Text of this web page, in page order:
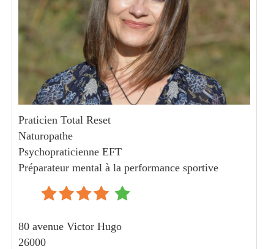
Praticien Total Reset
Naturopathe
Psychopraticienne EFT
Préparateur mental à la performance sportive
80 avenue Victor Hugo
26000